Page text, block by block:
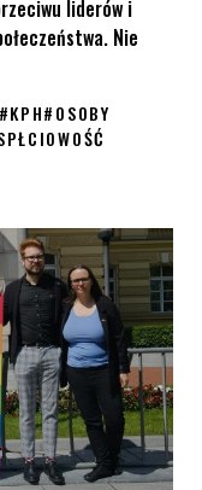
liderów i
Nie
#KPH#OSOBY